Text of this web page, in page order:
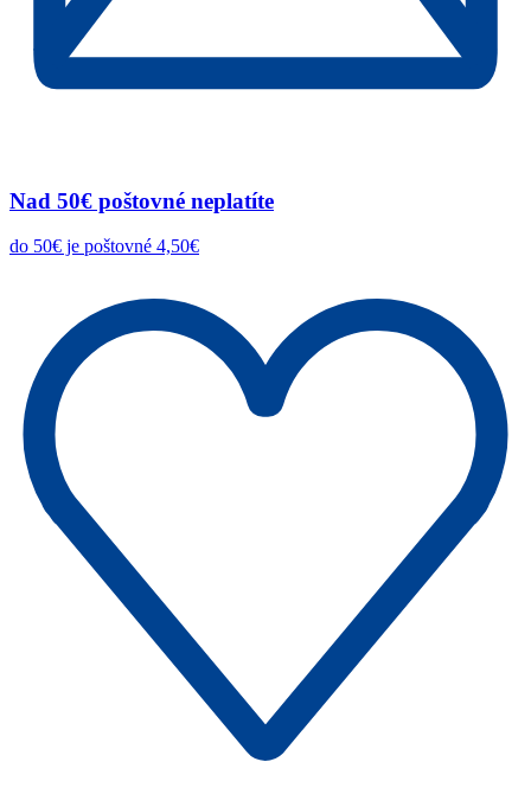
Nad 50€ poštovné neplatíte
do 50€ je poštovné 4,50€